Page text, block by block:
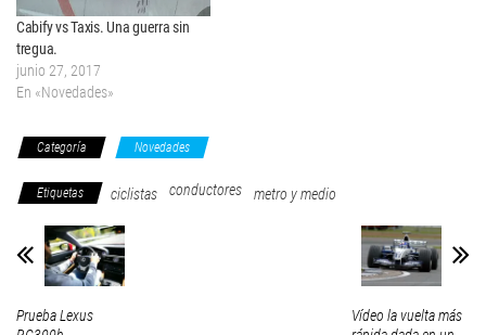
Cabify vs Taxis. Una guerra sin
tregua.
junio 27, 2017
En «Novedades»
Categoría Novedades
Etiquetas ciclistas conductores metro y medio
Prueba Lexus
Vídeo la vuelta más